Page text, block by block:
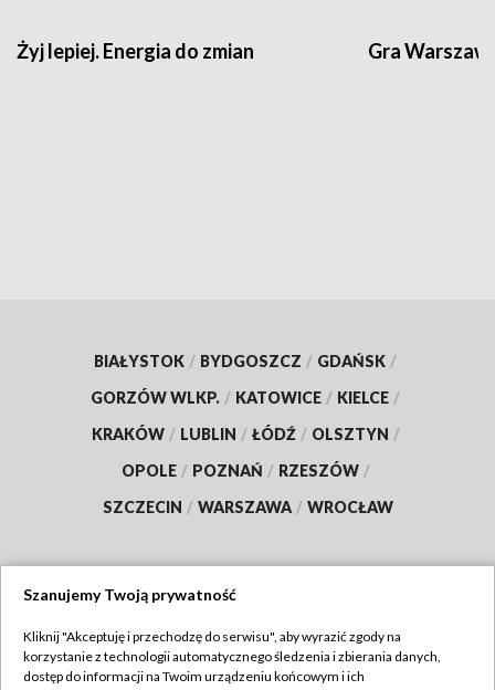
Żyj lepiej. Energia do zmian Gra
BIAŁYSTOK / BYDGOSZCZ / GDAŃSK /
GORZÓW WLKP. / KATOWICE / KIELCE /
KRAKÓW / LUBLIN / ŁÓDŹ / OLSZTYN /
OPOLE / POZNAŃ / RZESZÓW /
SZCZECIN / WARSZAWA / WROCŁAW
TVP
Szanujemy Twoją prywatność
Kliknij "Akceptuję i przechodzę do serwisu", aby wyrazić zgody na
korzystanie z technologii automatycznego śledzenia i zbierania danych,
dostęp do informacji na Twoim urządzeniu końcowym i ich